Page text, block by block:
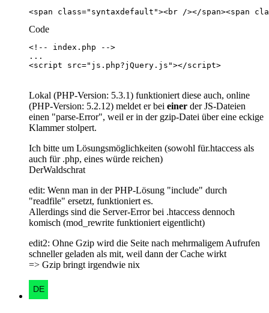
<span class="syntaxdefault"><br /></span><span
Code
<script src="js.php?jQuery.js"></script>
Lokal (PHP-Version: 5.3.1) funktioniert diese auch, online
(PHP-Version: 5.2.12) meldet er bei einer der JS-Dateien
einen "parse-Error", weil er in der gzip-Datei über eine eckige
Klammer stolpert.
Ich bitte um Lösungsmöglichkeiten (sowohl für.htaccess als
auch für .php, eines würde reichen)
DerWaldschrat
edit: Wenn man in der PHP-Lösung "include" durch
"readfile" ersetzt, funktioniert es.
Allerdings sind die Server-Error bei .htaccess dennoch
komisch (mod_rewrite funktioniert eigentlicht)
edit2: Ohne Gzip wird die Seite nach mehrmaligem Aufrufen
schneller geladen als mit, weil dann der Cache wirkt
=> Gzip bringt irgendwie nix